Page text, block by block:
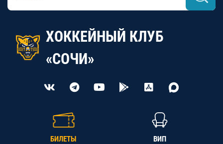
ХОККЕЙНЫЙ КЛУБ
«СОЧИ»
БИЛЕТЫ ВИП